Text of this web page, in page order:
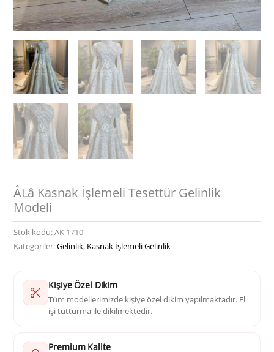
ÂLâ Kasnak İşlemeli Tesettür Gelinlik
Modeli
Stok kodu:AK 1710
Kategoriler:Gelinlik, Kasnak İşlemeli Gelinlik
Kişiye Özel Dikim
Tüm modellerimizde kişiye özel dikim yapılmaktadır. El
işi tutturma ile dikilmektedir.
Premium Kalite